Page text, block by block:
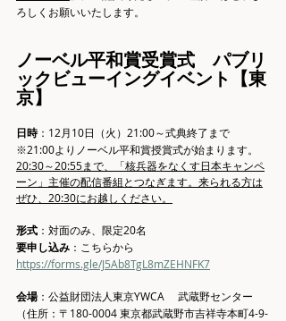
ろしくお願いいたします。
ノーベル平和賞受賞式　パブリ
ックビューイングイベント【東
京】
日時：12月10日（火）21:00～式典終了まで
※21:00よりノーベル平和賞授賞式が始まります。
20:30～20:55まで、「核兵器をなくす日本キャンペ
ーン」主催の配信番組とつなぎます。来られる方は
ぜひ、20:30にお越しください。
形式 ：対面のみ、限定20名
要申し込み ：こちらから
https://forms.gle/J5Ab8TgL8mZEHNFK7
会場 ：公益財団法人東京YWCA 　武蔵野センター
（住所：〒180-0004 東京都武蔵野市吉祥寺本町4-9-